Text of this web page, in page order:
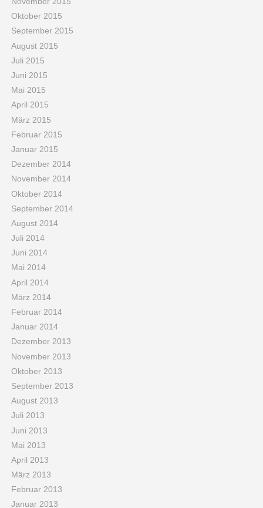
Oktober 2015
September 2015
August 2015
Juli 2015
Juni 2015
Mai 2015
April 2015
März 2015
Februar 2015
Januar 2015
Dezember 2014
November 2014
Oktober 2014
September 2014
August 2014
Juli 2014
Juni 2014
Mai 2014
April 2014
März 2014
Februar 2014
Januar 2014
Dezember 2013
November 2013
Oktober 2013
September 2013
August 2013
Juli 2013
Juni 2013
Mai 2013
April 2013
März 2013
Februar 2013
Januar 2013